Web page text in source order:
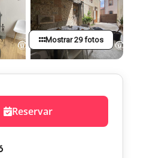
Mostrar 29 fotos
Reservar